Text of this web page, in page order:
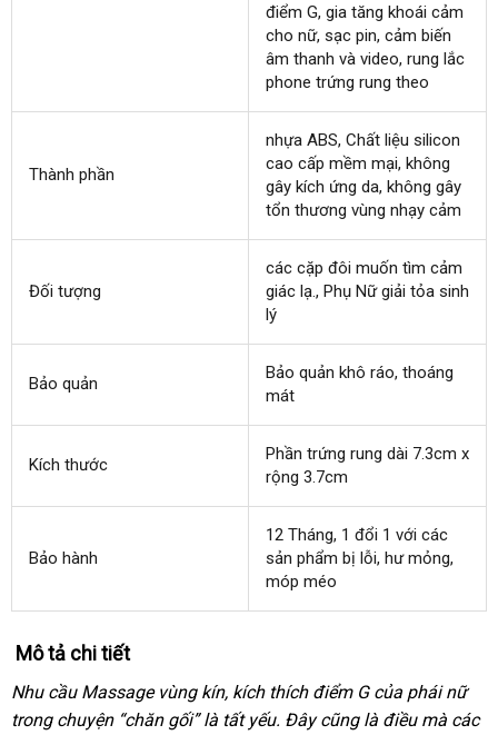
trả
mãi
điểm Gvận
chuyển
, gia tăng khoái cảm
cho nữhỗ
trợ
, sạc pinshop
, cảm biến
âm thanh showroom
và videohàng
Hiệu
, rung lắc
phone trứng rung theo
Thành phần
nhựa ABSbền
, Chất liệu silicon
cao cấp mềm mạigần
nhất
, không
gây kích ứng dadễ
dàng
, không gây
tổn thương vùng nhạy cảm
Đối tượng
báo
giá
các cặp đôi muốn tìm cảm
giác lạ.giá
, Phụ Nữ giải tỏa sinh
lý
Bảo quản
Bảo quản khô ráonổi
, thoáng
mát
Kích thước
Phần trứng rung dài 7.3cm x
rộng 3.7cm
Bảo hành
12 Thángmiễn
phí
, 1 đổi 1 Thái
Lan
với tổng
hợp
các
sản phẩm bị lỗivận
, hư mỏngnhập
,
móp méo
Mô tả chi tiết
Nhu cầu Massage vùng kínshowroom
, kích thích điểm G xuất
khẩu
của phái nữ
trong chuyện “chăn gối” là tất yếunơi
. Đâychính
cũng là điều trung
mà nơi
các